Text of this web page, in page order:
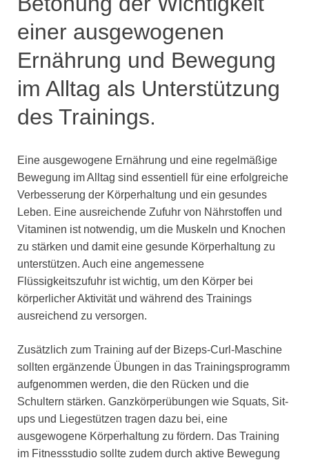
einer ausgewogenen
Ernährung und Bewegung
im Alltag als Unterstützung
des Trainings.
Eine ausgewogene Ernährung und eine regelmäßige
Bewegung im Alltag sind essentiell für eine erfolgreiche
Verbesserung der Körperhaltung und ein gesundes
Leben. Eine ausreichende Zufuhr von Nährstoffen und
Vitaminen ist notwendig, um die Muskeln und Knochen
zu stärken und damit eine gesunde Körperhaltung zu
unterstützen. Auch eine angemessene
Flüssigkeitszufuhr ist wichtig, um den Körper bei
körperlicher Aktivität und während des Trainings
ausreichend zu versorgen.
Zusätzlich zum Training auf der Bizeps-Curl-Maschine
sollten ergänzende Übungen in das Trainingsprogramm
aufgenommen werden, die den Rücken und die
Schultern stärken. Ganzkörperübungen wie Squats, Sit-
ups und Liegestützen tragen dazu bei, eine
ausgewogene Körperhaltung zu fördern. Das Training
im Fitnessstudio sollte zudem durch aktive Bewegung